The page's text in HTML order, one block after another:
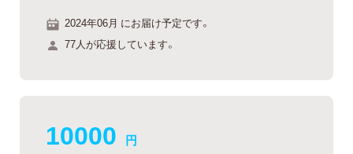
2024年06月 にお届け予定です。
77人が応援しています。
10000 円